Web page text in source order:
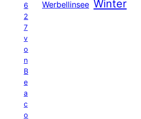
6
2
7
v
o
n
B
e
a
c
o
Werbellinsee Winter